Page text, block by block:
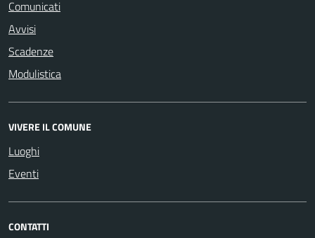
Comunicati
Avvisi
Scadenze
Modulistica
VIVERE IL COMUNE
Luoghi
Eventi
CONTATTI